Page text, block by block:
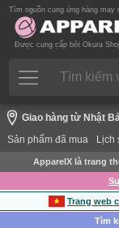
Tìm nguồn cung ứng hàng may
Được cung cấp bởi Okura
Giao hàng từ Nhật
Sản phẩm đã mua
Lịch
ApparelX là trang
Trang web
Tìm